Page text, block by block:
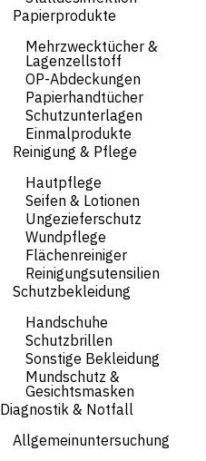
Papierprodukte
Mehrzwecktücher &
Lagenzellstoff
OP-Abdeckungen
Papierhandtücher
Schutzunterlagen
Einmalprodukte
Reinigung & Pflege
Hautpflege
Seifen & Lotionen
Ungezieferschutz
Wundpflege
Flächenreiniger
Reinigungsutensilien
Schutzbekleidung
Handschuhe
Schutzbrillen
Sonstige Bekleidung
Mundschutz &
Gesichtsmasken
Diagnostik & Notfall
Allgemeinuntersuchung